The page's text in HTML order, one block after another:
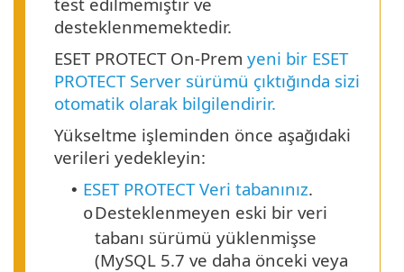
desteklenmemektedir.
ESET PROTECT On-Prem yeni bir ESET
PROTECT Server sürümü çıktığında sizi
otomatik olarak bilgilendirir.
Yükseltme işleminden önce aşağıdaki
verileri yedekleyin:
• ESET PROTECT Veri tabanınız.
oDesteklenmeyen eski bir veri
tabanı sürümü yüklenmişse
(MySQL 5.7 ve daha önceki veya